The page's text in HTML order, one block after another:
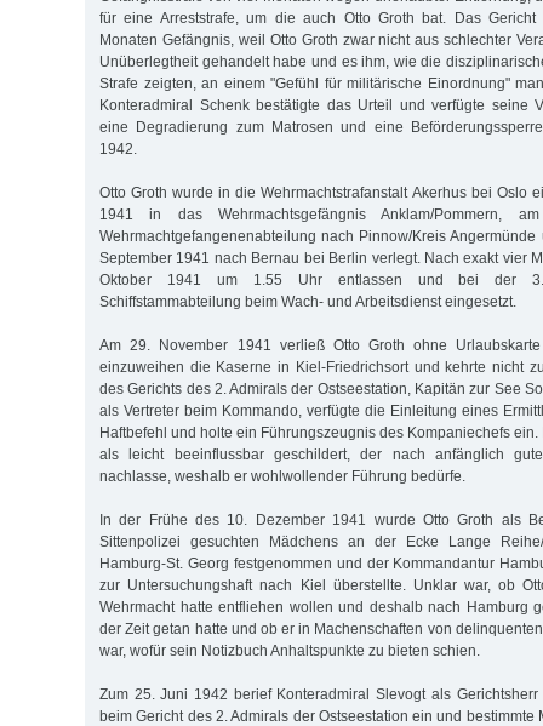
für eine Arreststrafe, um die auch Otto Groth bat. Das
Monaten Gefängnis, weil Otto Groth zwar nicht aus schlechter
Unüberlegtheit gehandelt habe und es ihm, wie die
Strafe zeigten, an einem "Gefühl für militärische Einordnung"
Konteradmiral Schenk bestätigte das Urteil und verfügte seine
eine Degradierung zum Matrosen und eine
1942.
Otto Groth wurde in die Wehrmachtstrafanstalt Akerhus bei Oslo
1941 in das Wehrmachtsgefängnis Anklam/Pommern,
Wehrmachtgefangenenabteilung nach Pinnow/Kreis
September 1941 nach Bernau bei Berlin verlegt. Nach exakt vier
Oktober 1941 um 1.55 Uhr entlassen und bei der
Schiffstammabteilung beim Wach- und Arbeitsdienst eingesetzt.
Am 29. November 1941 verließ Otto Groth ohne
einzuweihen die Kaserne in Kiel-Friedrichsort und kehrte nicht
des Gerichts des 2. Admirals der Ostseestation, Kapitän zur See
als Vertreter beim Kommando, verfügte die Einleitung eines
Haftbefehl und holte ein Führungszeugnis des Kompaniechefs ein.
als leicht beeinflussbar geschildert, der nach anfänglich
nachlasse, weshalb er wohlwollender Führung bedürfe.
In der Frühe des 10. Dezember 1941 wurde Otto Groth als
Sittenpolizei gesuchten Mädchens an der Ecke Lange Reihe/
Hamburg-St. Georg festgenommen und der Kommandantur
zur Untersuchungshaft nach Kiel überstellte. Unklar war, ob
Wehrmacht hatte entfliehen wollen und deshalb nach Hamburg
der Zeit getan hatte und ob er in Machenschaften von
war, wofür sein Notizbuch Anhaltspunkte zu bieten schien.
Zum 25. Juni 1942 berief Konteradmiral Slevogt als
beim Gericht des 2. Admirals der Ostseestation ein und bestimmte